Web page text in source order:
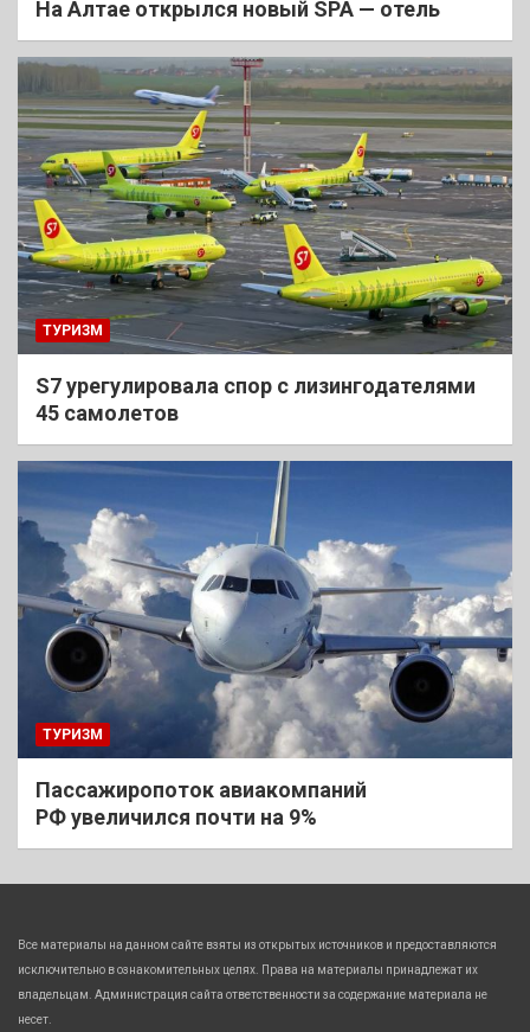
На Алтае открылся новый SPA — отель
ТУРИЗМ
S7 урегулировала спор с лизингодателями
45 самолетов
ТУРИЗМ
Пассажиропоток авиакомпаний
РФ увеличился почти на 9%
Все материалы на данном сайте взяты из открытых источников и предоставляются
исключительно в ознакомительных целях. Права на материалы принадлежат их
владельцам. Администрация сайта ответственности за содержание материала не
несет.